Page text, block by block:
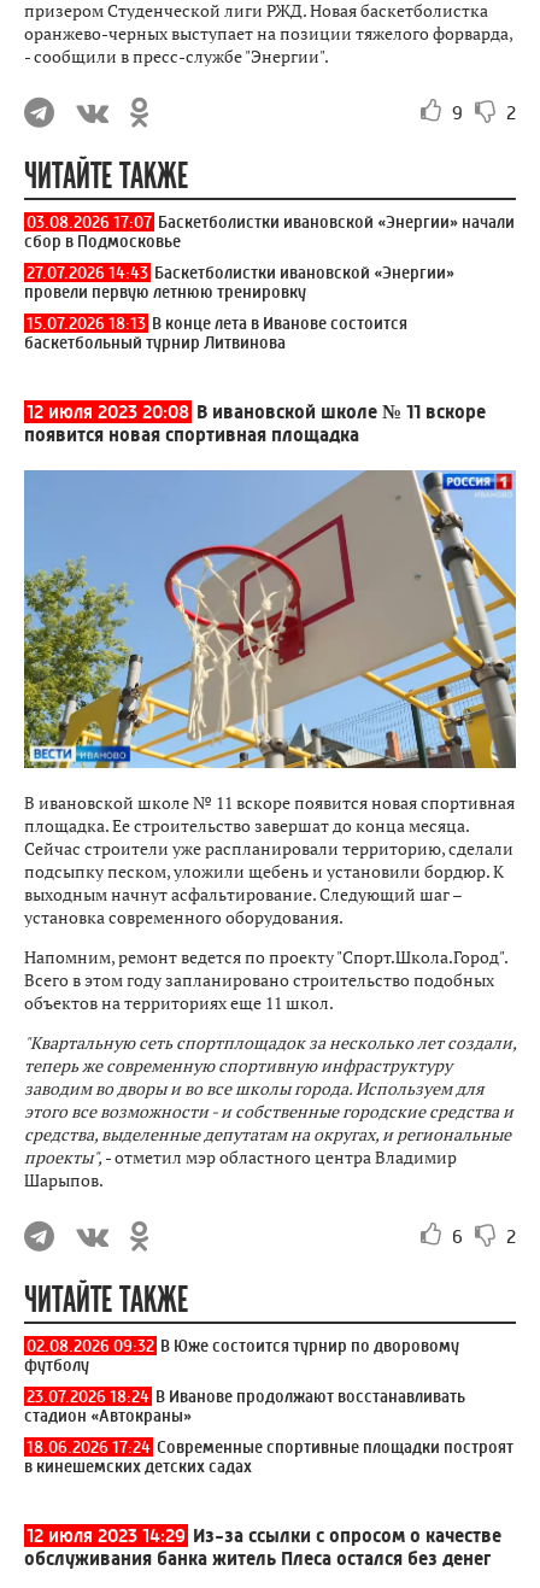
призером Студенческой лиги РЖД. Новая баскетболистка
оранжево-черных выступает на позиции тяжелого форварда,
- сообщили в пресс-службе "Энергии".
9 2
ЧИТАЙТЕ ТАКЖЕ
03.08.2026 17:07 Баскетболистки ивановской «Энергии» начали
сбор в Подмосковье
27.07.2026 14:43 Баскетболистки ивановской «Энергии»
провели первую летнюю тренировку
15.07.2026 18:13 В конце лета в Иванове состоится
баскетбольный турнир Литвинова
12 июля 2023 20:08 В ивановской школе № 11 вскоре
появится новая спортивная площадка
В ивановской школе № 11 вскоре появится новая спортивная
площадка. Ее строительство завершат до конца месяца.
Сейчас строители уже распланировали территорию, сделали
подсыпку песком, уложили щебень и установили бордюр. К
выходным начнут асфальтирование. Следующий шаг –
установка современного оборудования.
Напомним, ремонт ведется по проекту "Спорт.Школа.Город".
Всего в этом году запланировано строительство подобных
объектов на территориях еще 11 школ.
"Квартальную сеть спортплощадок за несколько лет создали,
теперь же современную спортивную инфраструктуру
заводим во дворы и во все школы города. Используем для
этого все возможности - и собственные городские средства и
средства, выделенные депутатам на округах, и региональные
проекты", - отметил мэр областного центра Владимир
Шарыпов.
6 2
ЧИТАЙТЕ ТАКЖЕ
02.08.2026 09:32 В Юже состоится турнир по дворовому
футболу
23.07.2026 18:24 В Иванове продолжают восстанавливать
стадион «Автокраны»
18.06.2026 17:24 Современные спортивные площадки построят
в кинешемских детских садах
12 июля 2023 14:29 Из-за ссылки с опросом о качестве
обслуживания банка житель Плеса остался без денег